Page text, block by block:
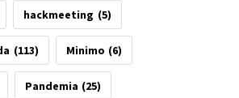
hackmeeting (5)
(113) Minimo (6)
Pandemia (25)